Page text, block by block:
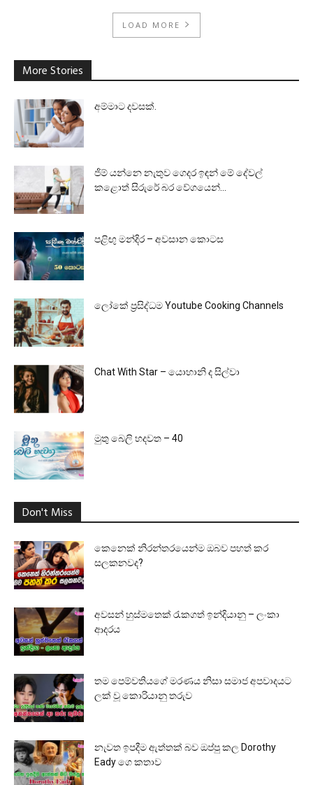
LOAD MORE
More Stories
අම්මාට දවසක්.
ජිම් යන්නෙ නැතුව ගෙදර ඉඳන් මේ දේවල්
කළොත් සිරුරේ බර වේගයෙන්...
පළිඟු මන්දිර – අවසාන කොටස
ලෝකේ ප්‍රසිද්ධම Youtube Cooking Channels
Chat With Star – යොහානි ද සිල්වා
මුතු බෙලි හදවත – 40
Don't Miss
කෙනෙක් නිරන්තරයෙන්ම ඔබව පහත් කර
සලකනවද?
අවසන් හුස්මතෙක් රැකගත් ඉන්දියානු – ලංකා
ආදරය
තම පෙම්වතියගේ මරණය නිසා සමාජ අපවාදයට
ලක් වූ කොරියානු තරුව
නැවත ඉපදීම ඇත්තක් බව ඔප්පු කල Dorothy
Eady ගෙ කතාව